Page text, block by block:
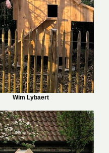
Wim Lybaert